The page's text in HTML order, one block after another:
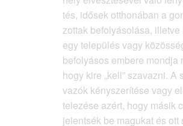
tés, idő­sek ott­ho­ná­ban a
zot­tak befo­lyá­so­lá­sa, illet­ve
egy tele­pü­lés vagy
befo­lyá­sos embe­re mond­ja
hogy kire „kell” sza­vaz­ni. A
va­zók kény­sze­rí­té­se vagy
te­le­zé­se azért, hogy másik
jelent­sék be magu­kat és